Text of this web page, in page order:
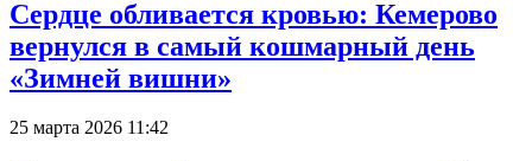
Сердце обливается кровью: Кемерово
вернулся в самый кошмарный день
«Зимней вишни»
25 марта 2026 11:42